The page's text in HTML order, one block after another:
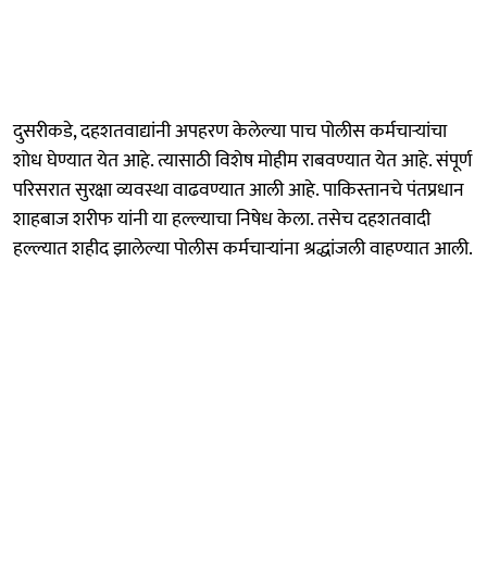
दुसरीकडे, दहशतवाद्यांनी अपहरण केलेल्या पाच पोलीस कर्मचाऱ्यांचा
शोध घेण्यात येत आहे. त्यासाठी विशेष मोहीम राबवण्यात येत आहे. संपूर्ण
परिसरात सुरक्षा व्यवस्था वाढवण्यात आली आहे. पाकिस्तानचे पंतप्रधान
शाहबाज शरीफ यांनी या हल्ल्याचा निषेध केला. तसेच दहशतवादी
हल्ल्यात शहीद झालेल्या पोलीस कर्मचाऱ्यांना श्रद्धांजली वाहण्यात आली.